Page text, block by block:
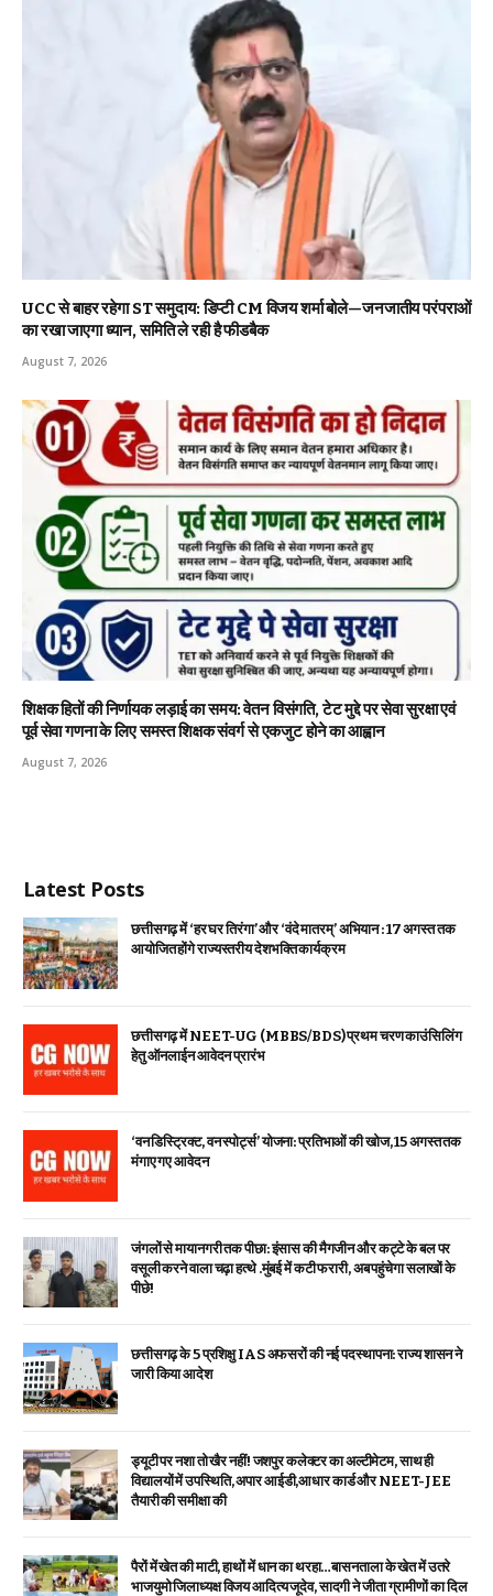
UCC से बाहर रहेगा ST समुदाय: डिप्टी CM विजय शर्मा बोले—जनजातीय परंपराओं
का रखा जाएगा ध्यान, समिति ले रही है फीडबैक
August 7, 2026
शिक्षक हितों की निर्णायक लड़ाई का समय: वेतन विसंगति, टेट मुद्दे पर सेवा सुरक्षा एवं
पूर्व सेवा गणना के लिए समस्त शिक्षक संवर्ग से एकजुट होने का आह्वान
August 7, 2026
Latest Posts
छत्तीसगढ़ में ‘हर घर तिरंगा’ और ‘वंदे मातरम्’ अभियान : 17 अगस्त तक
आयोजित होंगे राज्यस्तरीय देशभक्ति कार्यक्रम
छत्तीसगढ़ में NEET-UG (MBBS/BDS) प्रथम चरण काउंसिलिंग
हेतु ऑनलाईन आवेदन प्रारंभ
‘वन डिस्ट्रिक्ट, वन स्पोर्ट्स’ योजना: प्रतिभाओं की खोज, 15 अगस्त तक
मंगाए गए आवेदन
जंगलों से मायानगरी तक पीछा: इंसास की मैगजीन और कट्टे के बल पर
वसूली करने वाला चढ़ा हत्थे .मुंबई में कटी फरारी, अब पहुंचेगा सलाखों के
पीछे!
छत्तीसगढ़ के 5 प्रशिक्षु IAS अफसरों की नई पदस्थापना: राज्य शासन ने
जारी किया आदेश
ड्यूटी पर नशा तो खैर नहीं! जशपुर कलेक्टर का अल्टीमेटम, साथ ही
विद्यालयों में उपस्थिति, अपार आईडी,आधार कार्ड और NEET-JEE
तैयारी की समीक्षा की
पैरों में खेत की माटी, हाथों में धान का थरहा…बासनताला के खेत में उतरे
भाजयुमो जिलाध्यक्ष विजय आदित्य जूदेव, सादगी ने जीता ग्रामीणों का दिल